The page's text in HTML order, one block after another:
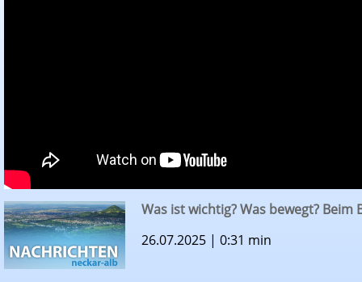
Was ist wichtig? Was bewegt?
26.07.2025 | 0:31 min